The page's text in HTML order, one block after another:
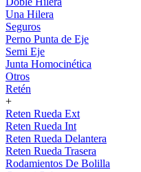
Una Hilera
Seguros
Perno Punta de Eje
Semi Eje
Junta Homocinética
Otros
Retén
+
Reten Rueda Ext
Reten Rueda Int
Reten Rueda Delantera
Reten Rueda Trasera
Rodamientos De Bolilla